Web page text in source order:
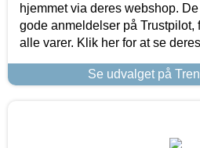
hjemmet via deres webshop.
gode anmeldelser på Trustpilot,
alle varer. Klik her for at se
Se udvalget på